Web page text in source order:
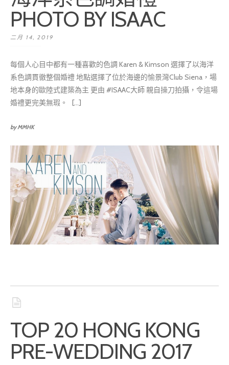
PHOTO BY ISAAC
二月 14, 2019
每個人心目中都有一種喜歡的色調 Karen & Kimson 選擇了以海洋
系色調貫徹整個婚禮 地點選擇了位於海邊的愉景灣Club Siena，場
地本身的歐陸式建築為主 更由 #ISAAC大師 親自操刀拍攝，令這場
婚禮更完美無瑕。 [...]
by MMHK
TOP 20 HONG KONG
PRE-WEDDING 2017